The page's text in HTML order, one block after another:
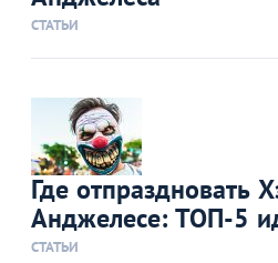
СТАТЬИ
Где отпраздновать
Анджелесе: ТОП-5
СТАТЬИ